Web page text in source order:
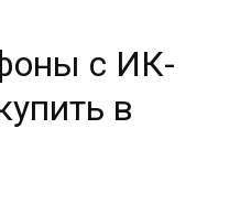
с ИК-
в